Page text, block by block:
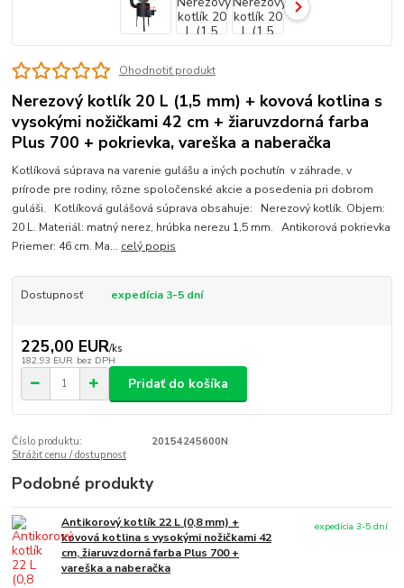
Ohodnotiť produkt
Nerezový kotlík 20 L (1,5 mm) + kovová kotlina s
vysokými nožičkami 42 cm + žiaruvzdorná farba
Plus 700 + pokrievka, vareška a naberačka
Kotlíková súprava na varenie gulášu a iných pochutín v záhrade, v
prírode pre rodiny, rôzne spoločenské akcie a posedenia pri dobrom
guláši. Kotlíková gulášová súprava obsahuje: Nerezový kotlík. Objem:
20 L. Materiál: matný nerez, hrúbka nerezu 1,5 mm. Antikorová pokrievka
Priemer: 46 cm. Ma... celý popis
Dostupnosť expedícia 3-5 dní
225,00 EUR/ks
182,93 EUR bez DPH
Pridať do košíka
Číslo produktu:
20154245600N
Strážiť cenu / dostupnosť
Podobné produkty
Antikorový kotlík 22 L (0,8 mm) +
kovová kotlina s vysokými nožičkami 42
cm, žiaruvzdorná farba Plus 700 +
vareška a naberačka
expedícia 3-5 dní